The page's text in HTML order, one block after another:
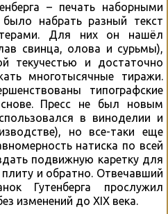
– печать наборными
набрать разный текст
Для них он нашёл
свинца, олова и сурьмы),
текучестью и достаточно
многотысячные тиражи.
типографские
Пресс не был новым
в виноделии и
но все-таки еще
натиска по всей
подвижную каретку для
и обратно. Отвечавший
Гутенберга прослужил
изменений до XIX века.